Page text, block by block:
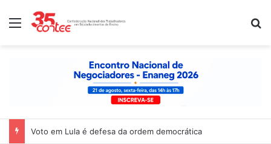
Menu
Voto em Lula é defesa da ordem democrática